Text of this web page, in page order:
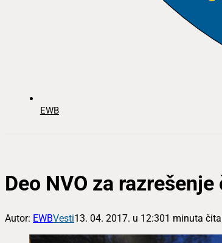
EWB
Deo NVO za
Autor: EWBVesti13. 04. 2017. u 12:301 minuta